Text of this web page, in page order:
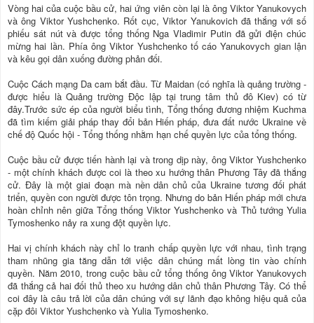
Vòng hai của cuộc bầu cử, hai ứng viên còn lại là ông Viktor Yanukovych
và ông Viktor Yushchenko. Rốt cục, Viktor Yanukovich đã thắng với số
phiếu sát nút và được tổng thống Nga Vladimir Putin đã gửi điện chúc
mừng hai lần. Phía ông Viktor Yushchenko tố cáo Yanukovych gian lận
và kêu gọi dân xuống đường phản đối.
Cuộc Cách mạng Da cam bắt đầu. Từ Maidan (có nghĩa là quảng trường -
được hiểu là Quảng trường Độc lập tại trung tâm thủ đô Kiev) có từ
đây.Trước sức ép của người biểu tình, Tổng thống đương nhiệm Kuchma
đã tìm kiếm giải pháp thay đổi bản Hiến pháp, đưa đất nước Ukraine về
chế độ Quốc hội - Tổng thống nhằm hạn chế quyền lực của tổng thống.
Cuộc bầu cử được tiến hành lại và trong dịp này, ông Viktor Yushchenko
- một chính khách được coi là theo xu hướng thân Phương Tây đã thắng
cử. Đây là một giai đoạn mà nền dân chủ của Ukraine tương đối phát
triển, quyền con người được tôn trọng. Nhưng do bản Hiến pháp mới chưa
hoàn chỉnh nên giữa Tổng thống Viktor Yushchenko và Thủ tướng Yulia
Tymoshenko nảy ra xung đột quyền lực.
Hai vị chính khách này chỉ lo tranh chấp quyền lực với nhau, tình trạng
tham nhũng gia tăng dẫn tới việc dân chúng mất lòng tin vào chính
quyền. Năm 2010, trong cuộc bầu cử tổng thống ông Viktor Yanukovych
đã thắng cả hai đối thủ theo xu hướng dân chủ thân Phương Tây. Có thể
coi đây là câu trả lời của dân chúng với sự lãnh đạo không hiệu quả của
cặp đôi Viktor Yushchenko và Yulia Tymoshenko.